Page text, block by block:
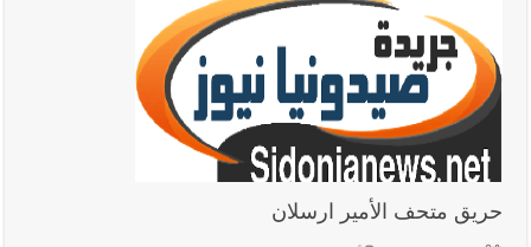
حريق متحف الأمير ارسلان